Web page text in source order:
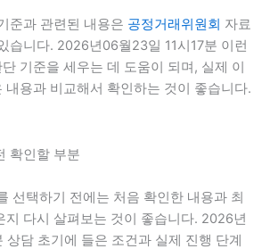
준과 관련된 내용은 공정거래위원회 자료
습니다. 2026년06월23일 11시17분 이런
기준을 세우는 데 도움이 되며, 실제 이
내용과 비교해서 확인하는 것이 좋습니다.
확인할 부분
선택하기 전에는 처음 확인한 내용과 최
지 다시 살펴보는 것이 좋습니다. 2026년
상담 초기에 들은 조건과 실제 진행 단계